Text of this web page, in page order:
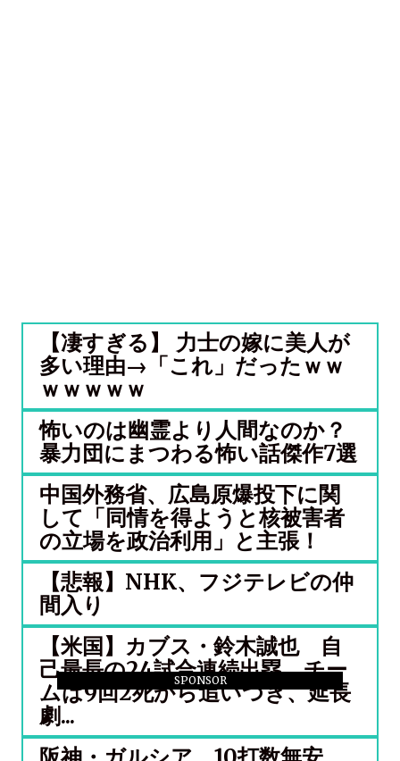
SPONSOR
【凄すぎる】 力士の嫁に美人が
多い理由→「これ」だったｗｗ
ｗｗｗｗｗ
怖いのは幽霊より人間なのか？
暴力団にまつわる怖い話傑作7選
中国外務省、広島原爆投下に関
して「同情を得ようと核被害者
の立場を政治利用」と主張！
【悲報】NHK、フジテレビの仲
間入り
【米国】カブス・鈴木誠也 自
己最長の24試合連続出塁 チー
ムは9回2死から追いつき、延長
劇...